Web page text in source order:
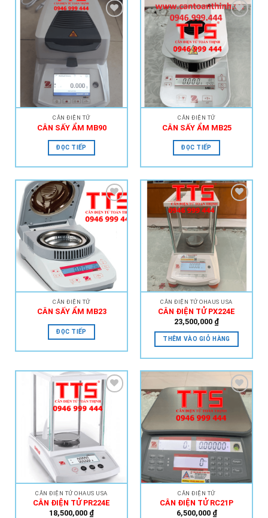
Add to
Wishlist
CÂN ĐIỆN TỬ
CÂN SẤY ẨM MB90
ĐỌC TIẾP
Add to
Wishlist
CÂN ĐIỆN TỬ
CÂN SẤY ẨM MB25
ĐỌC TIẾP
CÂN ĐIỆN TỬ
CÂN SẤY ẨM MB23
ĐỌC TIẾP
Add to
Wishlist
CÂN ĐIỆN TỬ OHAUS USA
CÂN ĐIỆN TỬ PX224E
23,500,000 ₫
THÊM VÀO GIỎ HÀNG
Add to
Wishlist
CÂN ĐIỆN TỬ OHAUS USA
CÂN ĐIỆN TỬ PR224E
18,500,000 ₫
Add to
Wishlist
CÂN ĐIỆN TỬ
CÂN ĐIỆN TỬ RC21P
6,500,000 ₫